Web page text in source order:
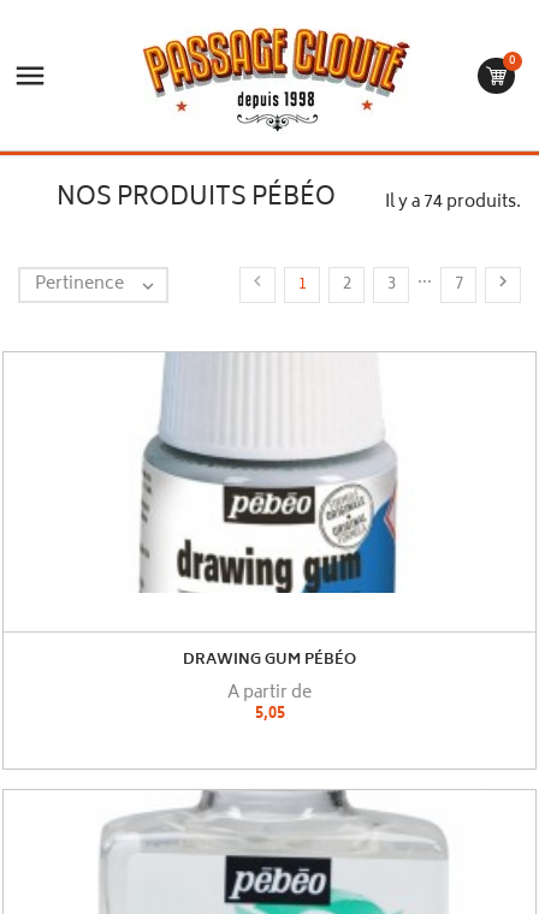
 0
NOS PRODUITS PÉBÉO Il y a 74 produits.
Pertinence   1 2 3 … 7 
DRAWING GUM PÉBÉO
A partir de
5,05